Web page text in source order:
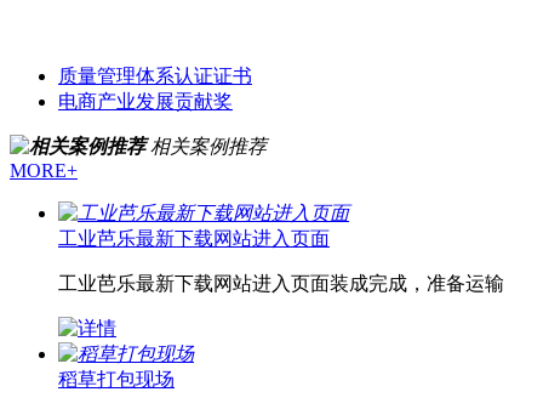
质量管理体系认证证书
电商产业发展贡献奖
相关案例推荐
MORE+
工业芭乐最新下载网站进入页面
工业芭乐最新下载网站进入页面装成完成，准备运输
稻草打包现场